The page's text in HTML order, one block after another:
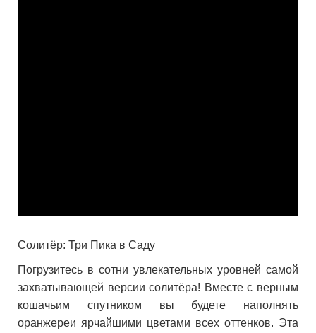
Солитёр: Три Пика в Саду
Погрузитесь в сотни увлекательных уровней самой
захватывающей версии солитёра! Вместе с верным
кошачьим спутником вы будете наполнять
оранжереи ярчайшими цветами всех оттенков. Эта